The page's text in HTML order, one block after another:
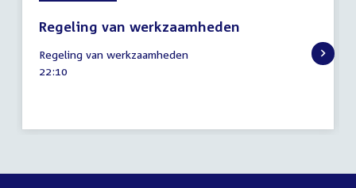
Regeling van werkzaamheden
mei
2020
Regeling van werkzaamheden
Tijd
22:10